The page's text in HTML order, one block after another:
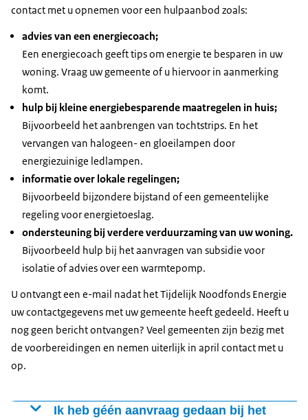
contact met u opnemen voor een hulpaanbod zoals:
advies van een energiecoach;
Een energiecoach geeft tips om energie te besparen in uw
woning. Vraag uw gemeente of u hiervoor in aanmerking
komt.
hulp bij kleine energiebesparende maatregelen in huis;
Bijvoorbeeld het aanbrengen van tochtstrips. En het
vervangen van halogeen- en gloeilampen door
energiezuinige ledlampen.
informatie over lokale regelingen;
Bijvoorbeeld bijzondere bijstand of een gemeentelijke
regeling voor energietoeslag.
ondersteuning bij verdere verduurzaming van uw woning.
Bijvoorbeeld hulp bij het aanvragen van subsidie voor
isolatie of advies over een warmtepomp.
U ontvangt een e-mail nadat het Tijdelijk Noodfonds Energie
uw contactgegevens met uw gemeente heeft gedeeld. Heeft u
nog geen bericht ontvangen? Veel gemeenten zijn bezig met
de voorbereidingen en nemen uiterlijk in april contact met u
op.
Ik heb géén aanvraag gedaan bij het